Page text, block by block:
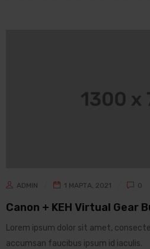
ADMIN 1 МАРТА, 2021 0
Canon + KEH Virtual Gear
Lorem ipsum dolor sit amet,
accumsan faucibus ipsum id iaculis.